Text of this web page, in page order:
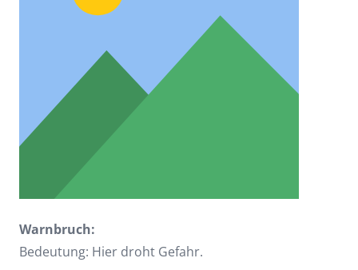
Warnbruch:
Bedeutung: Hier droht Gefahr.